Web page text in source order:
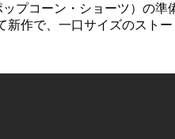
ップコーン・ショーツ）の
新作で、一口サイズのスト